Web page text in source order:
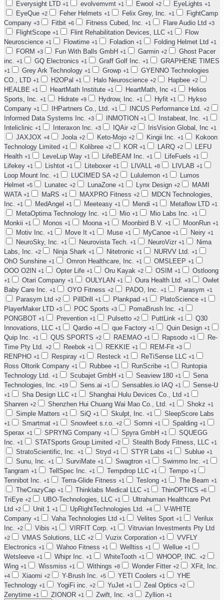
Everysight LTD +1 evolvemvmt +1 Ewool +2 EyeLights +1
EyeQue +2 Feher Helmets +1 Felix Grey, Inc. +1
FightCamp
Company +3 Fitbit +6 Fitness Cubed, Inc. +1 Flare Audio Ltd +3
FlightScope +1 Flint Rehabilitation Devices, LLC +1
Flow
Neuroscience +1 Flowtime +1 Foladion +1 Folding Helmet Ltd +1
FORM +3 Fun With Balls GmbH +1 Garmin +2
Ghost Pacer
inc. +1 GQ Electronics +1 Graff Golf Inc. +1 GRAPHENE TIMES
+1 Grey Ark Technology +1 Growp +1
GYENNO Technologies
CO., LTD +1 H2OPal +1 Halo Neuroscience +2 Hapbee +2
HEALBE +1 HeartMath Institute +1 HeartMath, Inc +1
Helios
Sports, Inc. +1 Hidrate +9 Hydrow, Inc. +1 Hyfit +1
Hykso
Company +1 IHPartners Co., Ltd. +1 INCUS Performance Ltd. +2
Informed Data Systems Inc. +3 INMOTION +1 Instabeat, Inc. +1
Inteliclinic +1 Interaxon Inc. +3 IQAir +2 IrisVision Global, Inc +1
JAXJOX +4 Joola +2 Keto-Mojo +2 Kingii Inc. +1
Kokoon
Technology Limited +1 Kolibree +2 KOR +1 LARQ +2
LEFU
Health +1 LeveLup Way +1 LifeBEAM Inc. +1 LifeFuels +1
Lifekey +1 Lishtot +1 Liteboxer +1 LIVALL +8 LIVLAB +1
Loop Mount Inc. +1 LUCIMED SA +2 Lululemon +1
Lumos
Helmet +5 Lunatec +2 LunaZone +1 Lynx Design +2
MAMI
WATA +1 MaRS +1 MAXPRO Fitness +2
MDCN Technologies,
Inc. +1 MedAngel +1 Meeteasy +1 Mendi +1 Metaflow LTD +1
MetaOptima Technology Inc. +1 Mio +1 Mio Labs Inc. +1
Monkii +1 Monos +1 Moona +1 Moonbird B.V. +1 MoonRun +1
Motiv Inc. +1 Move It +1 Muse +1 MyCanoe +1 Neiry +1
NeuroSky, Inc. +1 Neurovista Tech. +1 NeuroVizr +1
Nima
Labs, Inc. +2 Ninja Shark +1 Nitetronic +1 NURVV Ltd. +1
OhO Sunshine +1 Omron Healthcare, Inc. +1 OMSLEEP +1
OOO O2IN +1 Opter Life +1 Oru Kayak +2 OSIM +1 Ostloong
+1 Otari Company +1 OULYLAN +1 Oura Health Ltd. +3
Owlet
Baby Care Inc. +1 OYO Fitness +2 PADO, Inc. +1 Parasym +1
Parasym Ltd +2 PillDrill +1 Plankpad +1 PlatoScience +1
PlayerMaker LTD +3 POC Sports +3 PomaBrush Inc. +1
PONGBOT +1 Prevention +1 Pulsetto +2 PuttLink +1
Q30
Innovations, LLC +1 Qardio +4 que Factory +1 Quin Design +1
Quip Inc. +1 QUS SPORTS +2 RAEMAO +1 Rapsodo +1
Re-
Time Pty Ltd. +2 Reebok +1 REKKIE +1 REM-Fit +3
RENPHO +1 Respiray +1 Resteck +1 ReTiSense LLC +1
Ross Oltorik Company +1 Rubbee +1 RunScribe +1
Runtopia
Technology Ltd. +1 Scubajet GmbH +1 Seaview 180 +1
Sena
Technologies, Inc. +19 Sens.ai +1 Sensables.io IAQ +1 Sense-U
+1 Sha Design LLC +1 Shanghai Hulu Devices Co., Ltd +1
Shanren +2 Shenzhen Hui Chuang Wai Mao Co., Ltd. +1 Shokz +1
Simple Matters +1 SiQ +1 Skulpt, Inc. +1 SleepScore Labs
+1 Smartmat +1 Snowfeet s.r.o. +2 Somni +1 Spalding +1
Sperax +1 SPRYNG Company +1 Spyra GmbH +1
SQUEGG
Inc. +1 STATSports Group Limited +2 Stealth Body Fitness, LLC +1
StratoScientific, Inc. +1 Stryd +1 STYR Labs +1 Sublue +1
Sunu, Inc. +1 SurviMate +1 Swagtron +1 Swimmo Inc. +1
Tangram +1 TellSpec Inc. +1 Tempdrop LLC +1 Tempo +1
Tennibot Inc. +1 Terra-Glide Fitness +1 Teslong +1 The Beam +1
TheCrazyCap +1 Thinklabs Medical LLC +1 ThinOPTICS +6
TriEye +2 UBO-Technologies, LLC +1
Ultrahuman Healthcare Pvt
Ltd +2 Unit 1 +1 UpRightTechnologies Ltd. +4
V-WHITE
Company +1 Vaha Technologies Ltd +1 Velites Sport +1
Verilux
Inc. +2 Vibis +1 VIRFIT Corp. +1 Vitruvian Investments Pty Ltd
+2 VMAS Solutions, LLC +2 Vuzix Corporation +1
VVFLY
Electronics +1 Wahoo Fitness +1 Welltiss +1 Wellue +1
Wetsleeve +1 Whipr Inc. +1 WhiteTooth +1 WHOOP, INC. +2
Wing +1 Wissmiss +1 Withings +8 Wonder Fitter +2 XFit, Inc.
+4 Xiaomi +2 Y-Brush Inc. +5 YETI Coolers +1
YHE
Technology +1 YogiFi inc. +2 YuJet +1 Zeal Optics +2
Zenytime +1 ZIONOR +1 Zwift, Inc. +3 Zyllion +1